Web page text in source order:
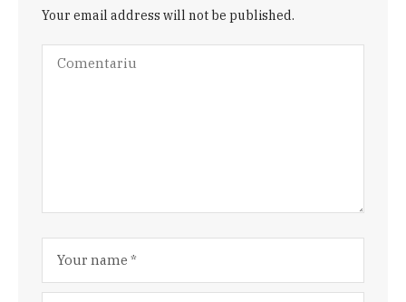
Your email address will not be published.